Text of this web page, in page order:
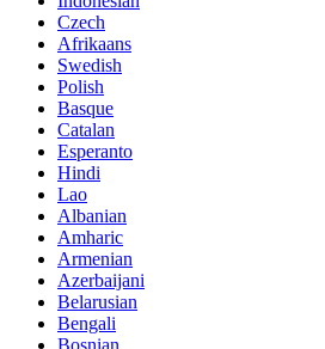
Czech
Afrikaans
Swedish
Polish
Basque
Catalan
Esperanto
Hindi
Lao
Albanian
Amharic
Armenian
Azerbaijani
Belarusian
Bengali